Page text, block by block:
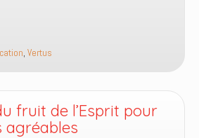
, Vertus
fruit de l’Esprit pour
agréables